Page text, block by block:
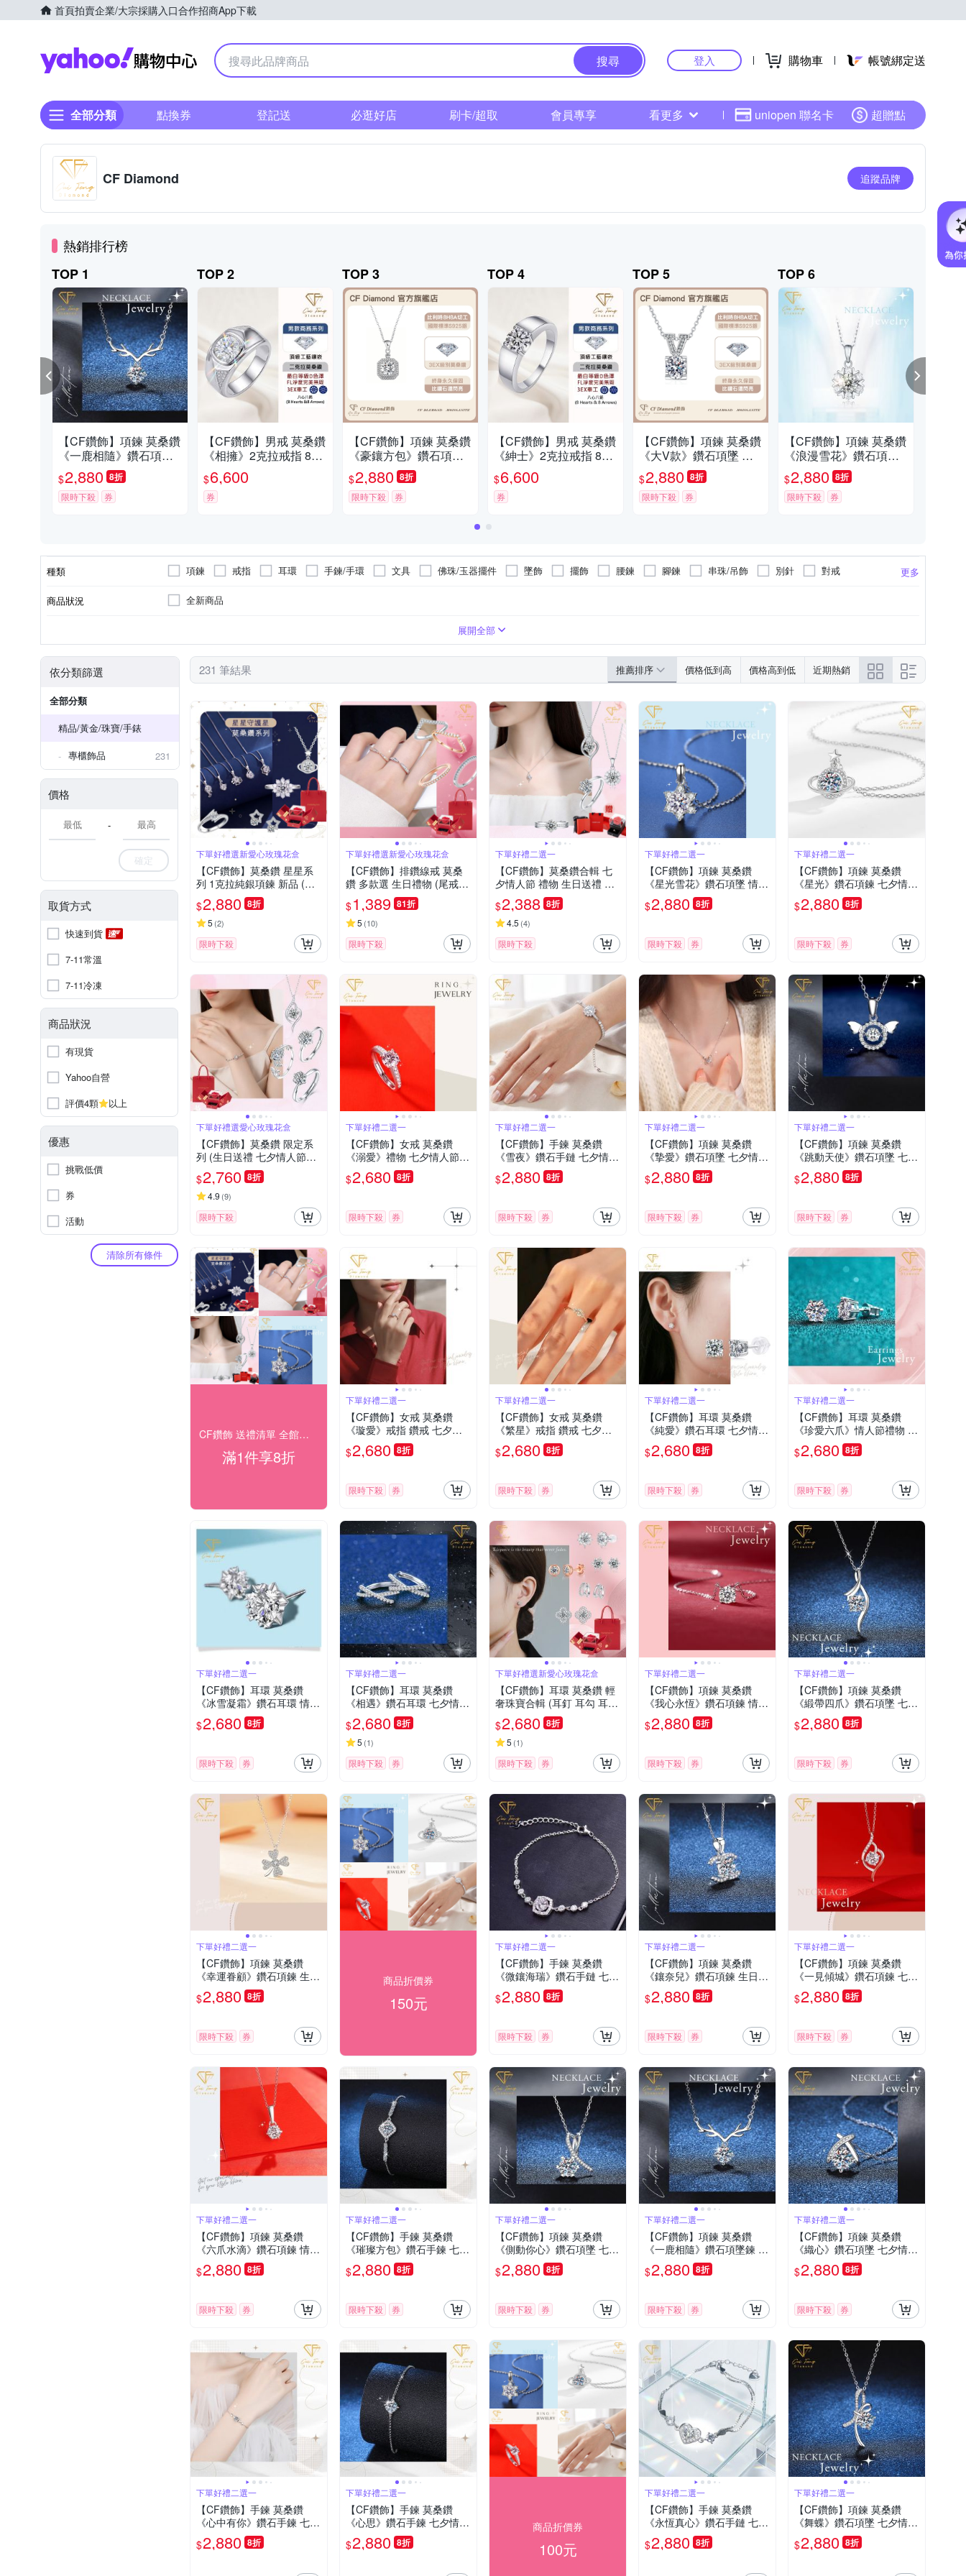
首頁拍賣企業/大宗採購入口合作招商App下載
Yahoo購物中心
搜尋 登入 購物車 帳號綁定送
全部分類 點換券 登記送 必逛好店 刷卡/超取 會員專享 看更多 uniopen 聯名卡 超贈點
CF Diamond 追蹤品牌
熱銷排行榜
TOP 1
【CF鑽飾】項鍊 莫桑鑽
《一鹿相隨》鑽石項墜
鍊 七夕情人節 生日送禮
求婚 告白
$2,880 8折
限時下殺 券
TOP 2
【CF鑽飾】男戒 莫桑鑽
《相擁》2克拉戒指 8心
8箭 鑽戒 父親節 情人節
生日送禮
$6,600
券
TOP 3
【CF鑽飾】項鍊 莫桑鑽
《豪鑲方包》鑽石項墜
情人節禮物 生日送禮 飾
品 求婚 告白
$2,880 8折
限時下殺 券
TOP 4
【CF鑽飾】男戒 莫桑鑽
《紳士》2克拉戒指 8心
8箭 鑽戒 父親節 情人節
生日送禮
$6,600
券
TOP 5
【CF鑽飾】項鍊 莫桑鑽
《大V款》鑽石項墜 情
人禮物 生日送禮 飾品 求
婚 告白
$2,880 8折
限時下殺 券
TOP 6
【CF鑽飾】項鍊 莫桑鑽
《浪漫雪花》鑽石項墜
七夕情人節 生日送禮 飾
品 求婚 告白
$2,880 8折
限時下殺 券
種類 更多
項鍊 戒指 耳環 手鍊/手環 文具 佛珠/玉器擺件 墜飾 擺飾 腰鍊 腳鍊 串珠/吊飾 別針
對戒
鑰匙圈
商品狀況 全新商品
展開全部
依分類篩選
全部分類
精品/黃金/珠寶/手錶
專櫃飾品
231
價格
-
確定
取貨方式
快速到貨
7-11常溫
7-11冷凍
商品狀況
有現貨
Yahoo自營
評價4顆
以上
優惠
挑戰低價
券
活動
清除所有條件
231 筆結果 推薦排序 價格低到高 價格高到低 近期熱銷
下單好禮選新愛心玫瑰花盒
【CF鑽飾】莫桑鑽 星星系
列 1克拉純銀項鍊 新品 (戒
指 耳環 鑽墜 項鏈 女戒 七夕
情人節 生日禮物 告白)
$2,880 8折
5 (2)
限時下殺
下單好禮選新愛心玫瑰花盒
【CF鑽飾】排鑽線戒 莫桑
鑽 多款選 生日禮物 (尾戒
戒指 鑽戒 開運 七夕情人節
飾品 送禮)
$1,389 81折
5 (10)
限時下殺
下單好禮二選一
【CF鑽飾】莫桑鑽合輯 七
夕情人節 禮物 生日送禮 戒
指 項鍊 飾品 女戒 鑽戒 項鏈
$2,388 8折
4.5 (4)
限時下殺
下單好禮二選一
【CF鑽飾】項鍊 莫桑鑽
《星光雪花》鑽石項墜 情人
禮物 生日送禮 飾品 求婚 告
白
$2,880 8折
限時下殺 券
下單好禮二選一
【CF鑽飾】項鍊 莫桑鑽
《星光》鑽石項鍊 七夕情人
節 生日禮物 求婚 告白 送禮
$2,880 8折
限時下殺 券
下單好禮選愛心玫瑰花盒
【CF鑽飾】莫桑鑽 限定系
列 (生日送禮 七夕情人節禮
物 戒指 鑽戒 項鍊 項鏈 手鍊
手鏈 耳環 求婚)
$2,760 8折
4.9 (9)
限時下殺
下單好禮二選一
【CF鑽飾】女戒 莫桑鑽
《溺愛》禮物 七夕情人節
生日送禮 戒指 鑽戒 飾品 求
婚 告白
$2,680 8折
限時下殺 券
下單好禮二選一
【CF鑽飾】手鍊 莫桑鑽
《雪夜》鑽石手鏈 七夕情人
節 生日送禮 飾品 求婚 告白
$2,880 8折
限時下殺 券
下單好禮二選一
【CF鑽飾】項鍊 莫桑鑽
《摯愛》鑽石項墜 七夕情人
節 生日送禮 求婚 告白
$2,880 8折
限時下殺 券
下單好禮二選一
【CF鑽飾】項鍊 莫桑鑽
《跳動天使》鑽石項墜 七夕
情人節 生日送禮 飾品 求婚
告白
$2,880 8折
限時下殺 券
CF鑽飾 送禮清單 全館結帳8折
滿1件享8折
下單好禮二選一
【CF鑽飾】女戒 莫桑鑽
《璇愛》戒指 鑽戒 七夕情
人節 禮物 飾品 生日送禮 求
婚 告白
$2,680 8折
限時下殺 券
下單好禮二選一
【CF鑽飾】女戒 莫桑鑽
《繁星》戒指 鑽戒 七夕情
人節 生日送禮 禮物 飾品
$2,680 8折
限時下殺 券
下單好禮二選一
【CF鑽飾】耳環 莫桑鑽
《純愛》鑽石耳環 七夕情人
節 生日送禮 求婚 告白
$2,680 8折
限時下殺 券
下單好禮二選一
【CF鑽飾】耳環 莫桑鑽
《珍愛六爪》情人節禮物 飾
品 生日送禮 求婚 告白
$2,680 8折
限時下殺 券
下單好禮二選一
【CF鑽飾】耳環 莫桑鑽
《冰雪凝霜》鑽石耳環 情人
節禮物 飾品 生日送禮 求婚
告白
$2,680 8折
限時下殺 券
下單好禮二選一
【CF鑽飾】耳環 莫桑鑽
《相遇》鑽石耳環 七夕情人
節 生日送禮 飾品 求婚 告白
$2,680 8折
5 (1)
限時下殺 券
下單好禮選新愛心玫瑰花盒
【CF鑽飾】耳環 莫桑鑽 輕
奢珠寶合輯 (耳釘 耳勾 耳針
飾品 七夕情人節 生日 送禮
生日)
$2,680 8折
5 (1)
限時下殺 券
下單好禮二選一
【CF鑽飾】項鍊 莫桑鑽
《我心永恆》鑽石項鍊 情人
禮物 飾品 生日送禮 求婚 告
白
$2,880 8折
限時下殺 券
下單好禮二選一
【CF鑽飾】項鍊 莫桑鑽
《緞帶四爪》鑽石項墜 七夕
情人節 生日送禮 求婚 告白
$2,880 8折
限時下殺 券
下單好禮二選一
【CF鑽飾】項鍊 莫桑鑽
《幸運眷顧》鑽石項鍊 生日
送禮 七夕情人節 飾品 紀念
日
$2,880 8折
限時下殺 券
商品折價券
150元
下單好禮二選一
【CF鑽飾】手鍊 莫桑鑽
《微鑲海瑞》鑽石手鏈 七夕
情人節 生日送禮 求婚 告白
$2,880 8折
限時下殺 券
下單好禮二選一
【CF鑽飾】項鍊 莫桑鑽
《鑲奈兒》鑽石項鍊 生日送
禮 七夕情人節 飾品 紀念日
$2,880 8折
限時下殺 券
下單好禮二選一
【CF鑽飾】項鍊 莫桑鑽
《一見傾城》鑽石項鍊 七夕
情人節 生日送禮 求婚 告白
$2,880 8折
限時下殺 券
下單好禮二選一
【CF鑽飾】項鍊 莫桑鑽
《六爪水滴》鑽石項鍊 情人
禮物 飾品 生日送禮 求婚 告
白
$2,880 8折
限時下殺 券
下單好禮二選一
【CF鑽飾】手鍊 莫桑鑽
《璀璨方包》鑽石手鍊 七夕
情人節 生日送禮 飾品
$2,880 8折
限時下殺 券
下單好禮二選一
【CF鑽飾】項鍊 莫桑鑽
《側動你心》鑽石項墜 七夕
情人節 生日送禮 求婚 告白
$2,880 8折
限時下殺 券
下單好禮二選一
【CF鑽飾】項鍊 莫桑鑽
《一鹿相隨》鑽石項墜鍊 七
夕情人節 生日送禮 求婚 告
白
$2,880 8折
限時下殺 券
下單好禮二選一
【CF鑽飾】項鍊 莫桑鑽
《織心》鑽石項墜 七夕情人
節 生日送禮 求婚 告白
$2,880 8折
限時下殺 券
下單好禮二選一
【CF鑽飾】手鍊 莫桑鑽
《心中有你》鑽石手鍊 七夕
情人節 生日送禮 禮物 飾品
$2,880 8折
下單好禮二選一
【CF鑽飾】手鍊 莫桑鑽
《心思》鑽石手鍊 七夕情人
節 生日送禮 禮物 飾品
$2,880 8折
商品折價券
100元
下單好禮二選一
【CF鑽飾】手鍊 莫桑鑽
《永恆真心》鑽石手鏈 七夕
情人節 生日送禮 求婚 告白
$2,880 8折
下單好禮二選一
【CF鑽飾】項鍊 莫桑鑽
《舞蝶》鑽石項墜 七夕情人
節 生日送禮 禮物 求婚 告白
$2,880 8折